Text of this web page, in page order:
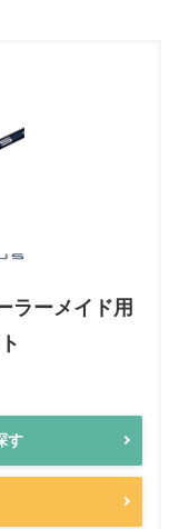
ラーメイド用
す